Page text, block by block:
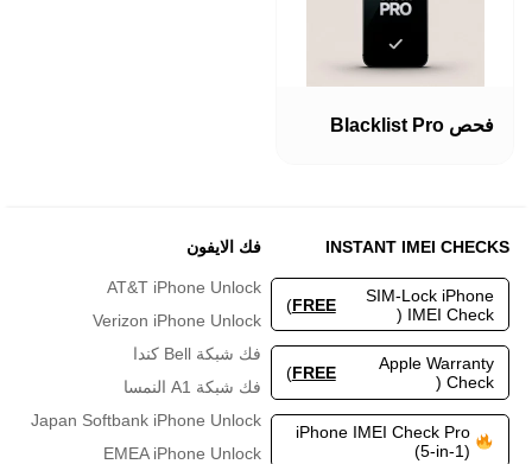
فحص Blacklist Pro
INSTANT IMEI CHECKS
SIM-Lock iPhone
IMEI Check (
FREE
)
Apple Warranty
Check (
FREE
)
iPhone IMEI Check Pro
(5-in-1)
فك الايفون
AT&T iPhone Unlock
Verizon iPhone Unlock
فك شبكة Bell كندا
فك شبكة A1 النمسا
Japan Softbank iPhone Unlock
EMEA iPhone Unlock